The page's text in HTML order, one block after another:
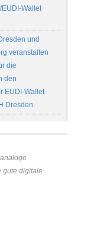
EUDI-Wallet
und
veranstalten
die
den
EUDI-Wallet-
Dresden.
gute digitale